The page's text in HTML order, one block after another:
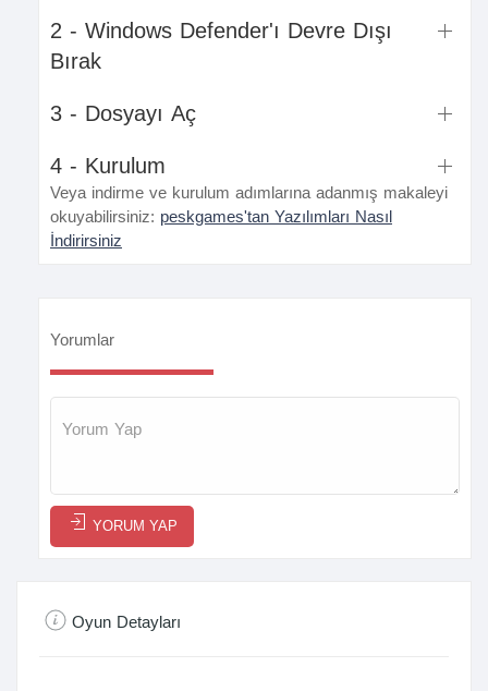
2 - Windows Defender'ı Devre Dışı
Bırak
3 - Dosyayı Aç
4 - Kurulum
Veya indirme ve kurulum adımlarına adanmış makaleyi
okuyabilirsiniz: peskgames'tan Yazılımları Nasıl
İndirirsiniz
Yorumlar
YORUM YAP
Oyun Detayları